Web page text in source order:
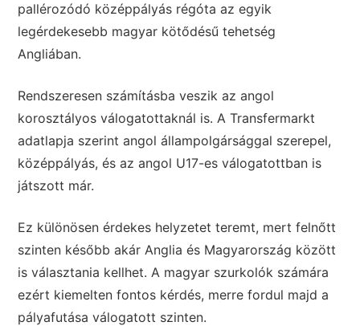
pallérozódó középpályás régóta az egyik
legérdekesebb magyar kötődésű tehetség
Angliában.
Rendszeresen számításba veszik az angol
korosztályos válogatottaknál is. A Transfermarkt
adatlapja szerint angol állampolgársággal szerepel,
középpályás, és az angol U17-es válogatottban is
játszott már.
Ez különösen érdekes helyzetet teremt, mert felnőtt
szinten később akár Anglia és Magyarország között
is választania kellhet. A magyar szurkolók számára
ezért kiemelten fontos kérdés, merre fordul majd a
pályafutása válogatott szinten.